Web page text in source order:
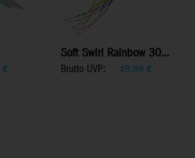
€
Soft Swirl Rainbow 30...
Brutto UVP: 49,99 €